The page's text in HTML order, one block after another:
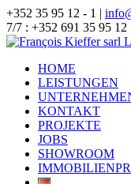
Zum
Inhalt
springen
+352 35 95 12 - 1 |
7/7 : +352 691 35 95 12
HOME
LEISTUNGEN
KONTAKT
PROJEKTE
JOBS
SHOWROOM